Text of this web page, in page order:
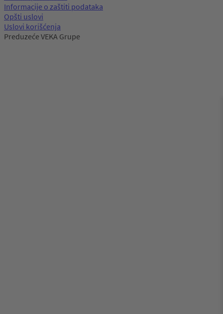
Informacije o zaštiti podataka
Opšti uslovi
Uslovi korišćenja
Preduzeće VEKA Grupe